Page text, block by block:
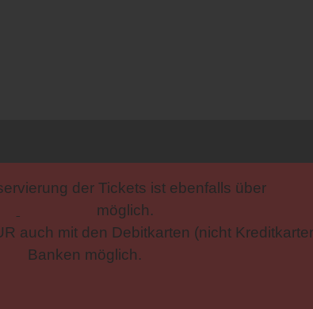
der Tickets ist ebenfalls über
möglich.
auch mit den Debitkarten (nicht
Banken möglich.